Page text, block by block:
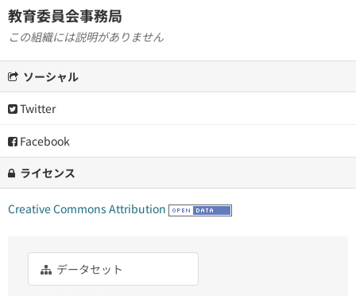
教育委員会事務局
この組織には説明がありません
ソーシャル
Twitter
Facebook
ライセンス
Creative Commons Attribution
データセット